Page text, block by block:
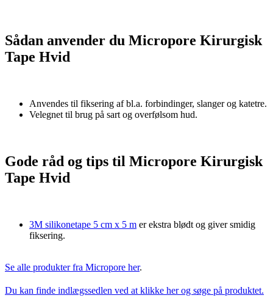
Sådan anvender du Micropore Kirurgisk
Tape Hvid
Anvendes til fiksering af bl.a. forbindinger, slanger og katetre.
Velegnet til brug på sart og overfølsom hud.
Gode råd og tips til Micropore Kirurgisk
Tape Hvid
3M silikonetape 5 cm x 5 m er ekstra blødt og giver smidig
fiksering.
Se alle produkter fra Micropore her.
Du kan finde indlægssedlen ved at klikke her og søge på produktet.